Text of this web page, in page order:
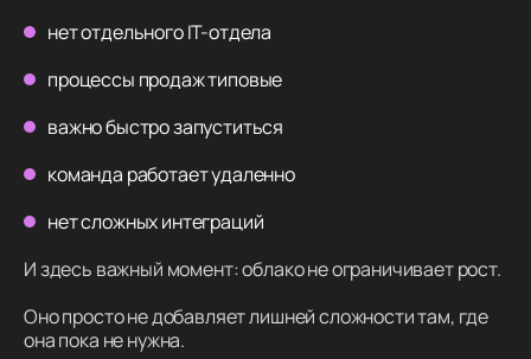
нет отдельного IT-отдела
процессы продаж типовые
важно быстро запуститься
команда работает удаленно
нет сложных интеграций
И здесь важный момент: облако не ограничивает рост.
Оно просто не добавляет лишней сложности там, где
она пока не нужна.